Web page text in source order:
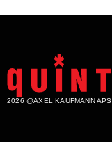
2026 @AXEL KAUFMANN APS